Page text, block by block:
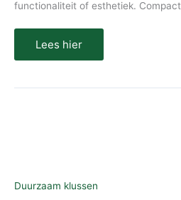
functionaliteit of esthetiek.​
Lees hier
Duurzaam klussen
perfecte